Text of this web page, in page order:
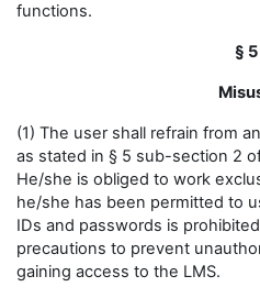
functions.
§ 5
(1) The user shall refrain from
as stated in § 5 sub-section 2
He/she is obliged to work
he/she has been permitted to
IDs and passwords is
precautions to prevent
gaining access to the LMS.